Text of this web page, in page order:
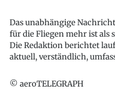
Das unabhängige
für die Fliegen mehr ist als
Die Redaktion berichtet
aktuell, verständlich,
© aeroTELEGRAPH